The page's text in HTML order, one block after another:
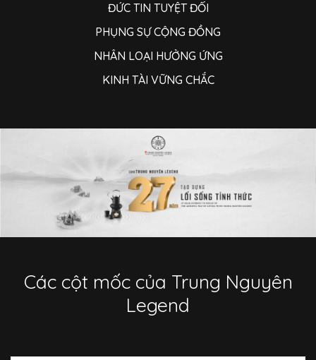
ĐỨC TIN TUYỆT ĐỐI
PHỤNG SỰ CỘNG ĐỒNG
NHÂN LOẠI HƯỞNG ỨNG
KINH TÀI VỮNG CHẮC
Các cột mốc của Trung Nguyên
Legend